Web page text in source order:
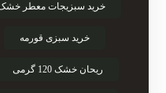
خرید سبزیجات معطر
خرید سبزی قورمه
ریحان خشک 120 گرمی